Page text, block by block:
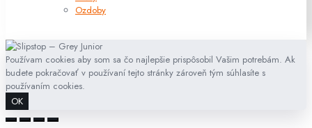
Ozdoby
Používam cookies aby som sa čo najlepšie prispôsobil Vašim potrebám. Ak
budete pokračovať v používaní tejto stránky zároveň tým súhlasíte s
používaním cookies.
OK